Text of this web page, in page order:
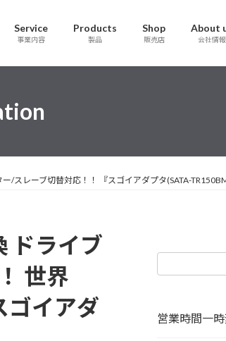
Service
事業内容
Products
製品
Shop
販売店
About
会社情報
スレーブ切替対応！！ 『スゴイアダプタ(SATA-
ドライブ
世界
ゴイアダ
営業時間一